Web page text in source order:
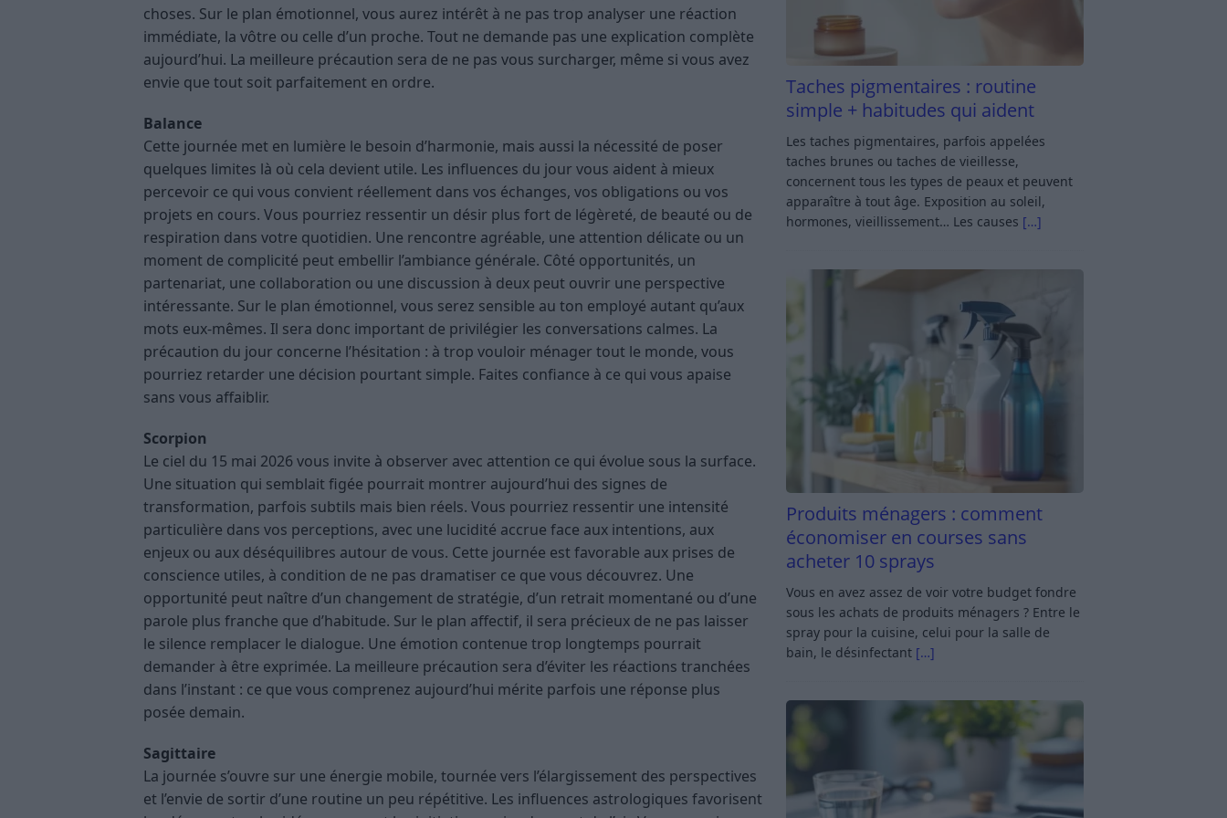
choses. Sur le plan émotionnel, vous aurez intérêt à ne pas trop analyser une réaction
immédiate, la vôtre ou celle d’un proche. Tout ne demande pas une explication complète
aujourd’hui. La meilleure précaution sera de ne pas vous surcharger, même si vous avez
envie que tout soit parfaitement en ordre.
Balance
Cette journée met en lumière le besoin d’harmonie, mais aussi la nécessité de poser
quelques limites là où cela devient utile. Les influences du jour vous aident à mieux
percevoir ce qui vous convient réellement dans vos échanges, vos obligations ou vos
projets en cours. Vous pourriez ressentir un désir plus fort de légèreté, de beauté ou de
respiration dans votre quotidien. Une rencontre agréable, une attention délicate ou un
moment de complicité peut embellir l’ambiance générale. Côté opportunités, un
partenariat, une collaboration ou une discussion à deux peut ouvrir une perspective
intéressante. Sur le plan émotionnel, vous serez sensible au ton employé autant qu’aux
mots eux-mêmes. Il sera donc important de privilégier les conversations calmes. La
précaution du jour concerne l’hésitation : à trop vouloir ménager tout le monde, vous
pourriez retarder une décision pourtant simple. Faites confiance à ce qui vous apaise
sans vous affaiblir.
Scorpion
Le ciel du 15 mai 2026 vous invite à observer avec attention ce qui évolue sous la surface.
Une situation qui semblait figée pourrait montrer aujourd’hui des signes de
transformation, parfois subtils mais bien réels. Vous pourriez ressentir une intensité
particulière dans vos perceptions, avec une lucidité accrue face aux intentions, aux
enjeux ou aux déséquilibres autour de vous. Cette journée est favorable aux prises de
conscience utiles, à condition de ne pas dramatiser ce que vous découvrez. Une
opportunité peut naître d’un changement de stratégie, d’un retrait momentané ou d’une
parole plus franche que d’habitude. Sur le plan affectif, il sera précieux de ne pas laisser
le silence remplacer le dialogue. Une émotion contenue trop longtemps pourrait
demander à être exprimée. La meilleure précaution sera d’éviter les réactions tranchées
dans l’instant : ce que vous comprenez aujourd’hui mérite parfois une réponse plus
posée demain.
Sagittaire
La journée s’ouvre sur une énergie mobile, tournée vers l’élargissement des perspectives
et l’envie de sortir d’une routine un peu répétitive. Les influences astrologiques favorisent
Taches pigmentaires : routine
simple + habitudes qui aident
Les taches pigmentaires, parfois appelées
taches brunes ou taches de vieillesse,
concernent tous les types de peaux et peuvent
apparaître à tout âge. Exposition au soleil,
hormones, vieillissement… Les causes […]
Produits ménagers : comment
économiser en courses sans
acheter 10 sprays
Vous en avez assez de voir votre budget fondre
sous les achats de produits ménagers ? Entre le
spray pour la cuisine, celui pour la salle de
bain, le désinfectant […]